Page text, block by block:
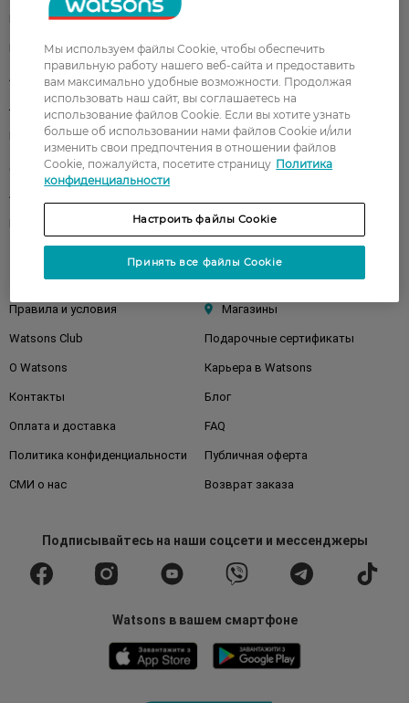
Корейская косметика
Парфюмерия Здоровье
Акции Макияж
Лицо Тело
Подарки Детям
Волосы
Аксессуары
Клиентам
Правила и условия Магазины
Watsons Club Подарочные сертификаты
О Watsons Карьера в Watsons
Контакты Блог
Оплата и доставка FAQ
Политика конфиденциальности Публичная оферта
СМИ о нас Возврат заказа
Подписывайтесьна наши соцсети и мессенджеры
Watsons в вашем смартфоне
Мы используем файлы Cookie, чтобы обеспечить
правильную работу нашего веб-сайта и предоставить
вам максимально удобные возможности. Продолжая
использовать наш сайт, вы соглашаетесь на
использование файлов Cookie. Если вы хотите узнать
больше об использовании нами файлов Cookie и/или
изменить свои предпочтения в отношении файлов
Cookie, пожалуйста, посетите страницу Политика
конфиденциальности
Настроить файлы Cookie
Принять все файлы Cookie